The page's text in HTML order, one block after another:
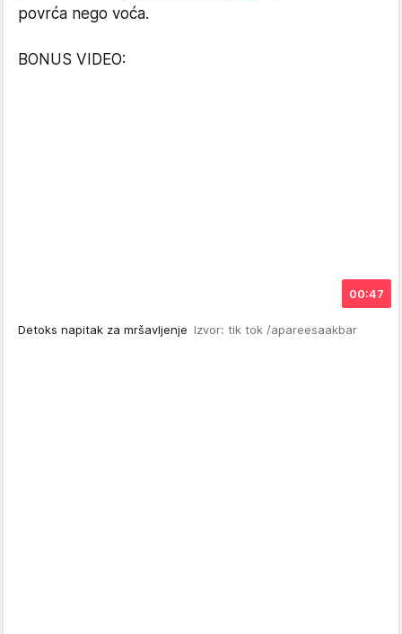
povrća nego voća.
BONUS VIDEO:
00:47
Detoks napitak za mršavljenje Izvor: tik tok /apareesaakbar